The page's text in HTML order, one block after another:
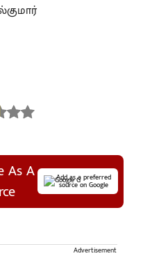
As A
Add as a preferred
source on Google
Advertisement